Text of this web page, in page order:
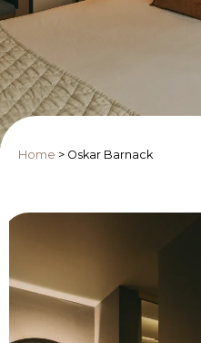
Home > Oskar Barnack